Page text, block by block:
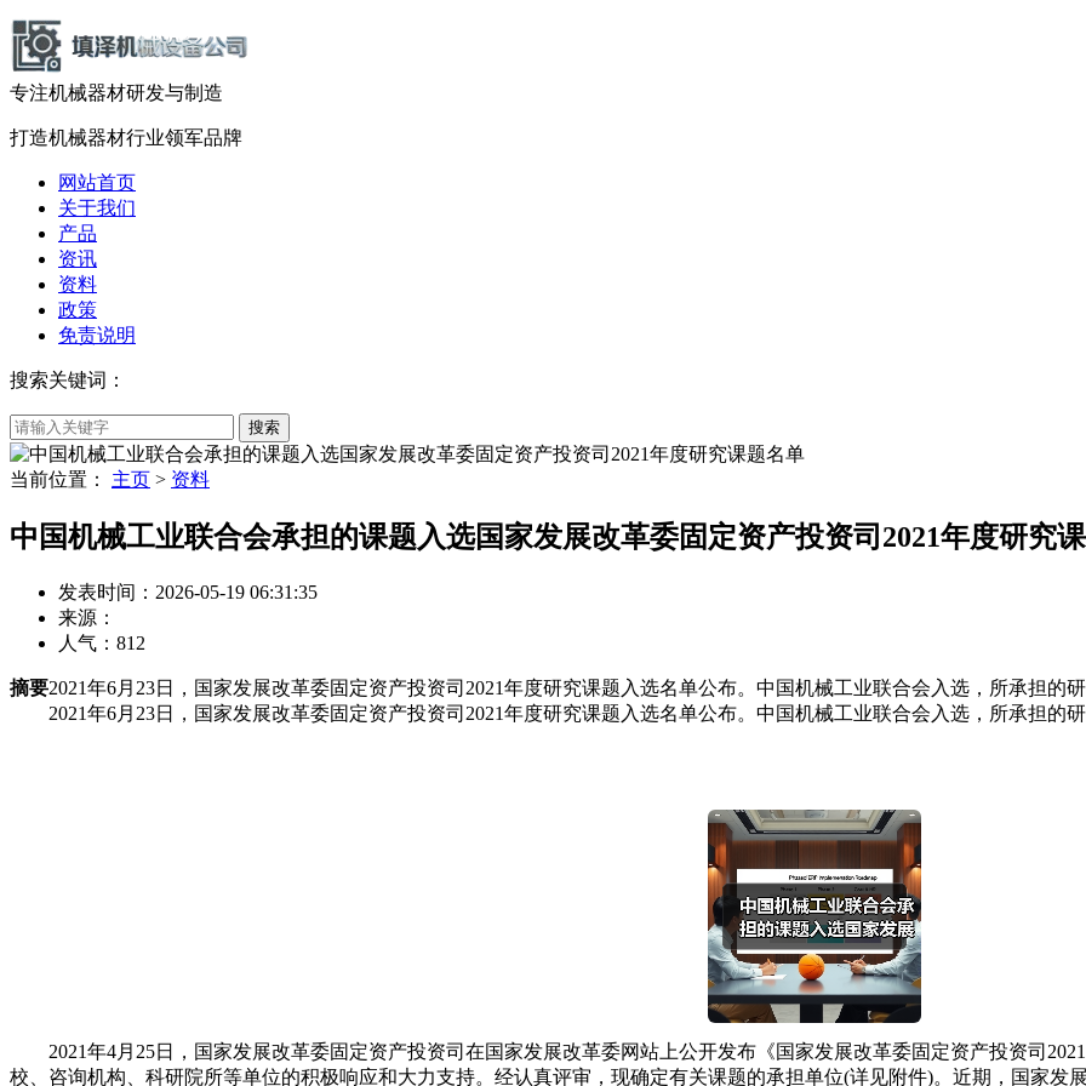
专注机械器材研发与制造
打造机械器材行业领军品牌
网站首页
关于我们
产品
资讯
资料
政策
免责说明
搜索关键词：
当前位置： 主页 > 资料
中国机械工业联合会承担的课题入选国家发展改革委固定资产投资司2021年度研究
发表时间：2026-05-19 06:31:35
来源：
人气： 812
摘要2021年6月23日，国家发展改革委固定资产投资司2021年度研究课题入选名单公布。中国机械工业联合会入选，所承担的
2021年6月23日，国家发展改革委固定资产投资司2021年度研究课题入选名单公布。中国机械工业联合会入选，所承担的
2021年4月25日，国家发展改革委固定资产投资司在国家发展改革委网站上公开发布《国家发展改革委固定资产投资司
校、咨询机构、科研院所等单位的积极响应和大力支持。经认真评审，现确定有关课题的承担单位(详见附件)。近期，国家发